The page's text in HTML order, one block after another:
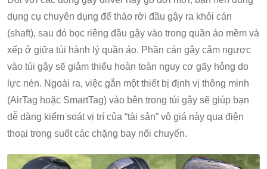
dụng cụ chuyên dụng để tháo rời đầu gậy ra khỏi cán
(shaft), sau đó bọc riêng đầu gậy vào trong quần áo mềm và
xếp ở giữa túi hành lý quần áo. Phần cán gậy cắm ngược
vào túi gậy sẽ giảm thiểu hoàn toàn nguy cơ gãy hỏng do
lực nén. Ngoài ra, việc gắn một thiết bị định vị thông minh
(AirTag hoặc SmartTag) vào bên trong túi gậy sẽ giúp bạn
dễ dàng kiểm soát vị trí của “tài sản” vô giá này qua điện
thoại trong suốt các chặng bay nối chuyến.